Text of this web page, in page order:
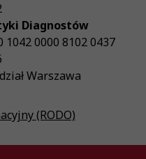
Diagnostów
1042 0000 8102 0437
Warszawa
(RODO)